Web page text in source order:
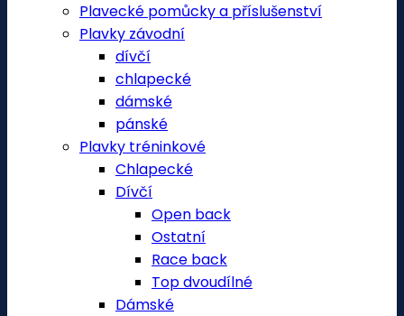
Plavecké pomůcky a příslušenství
Plavky závodní
dívčí
chlapecké
dámské
pánské
Plavky tréninkové
Chlapecké
Dívčí
Open back
Ostatní
Race back
Top dvoudílné
Dámské